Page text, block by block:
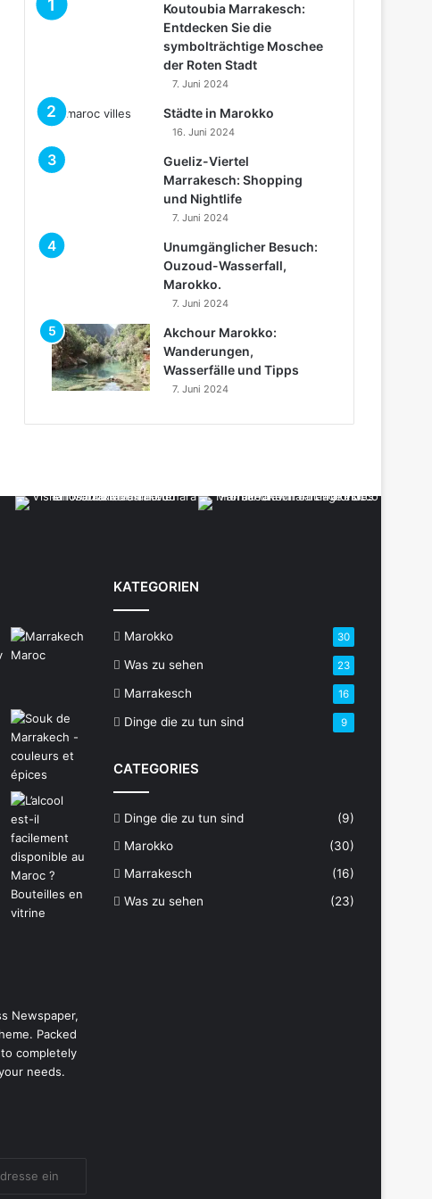
Koutoubia Marrakesch:
Entdecken Sie die
symbolträchtige Moschee
der Roten Stadt
7. Juni 2024
Städte in Marokko
16. Juni 2024
Gueliz-Viertel
Marrakesch: Shopping
und Nightlife
7. Juni 2024
Unumgänglicher Besuch:
Ouzoud-Wasserfall,
Marokko.
7. Juni 2024
Akchour Marokko:
Wanderungen,
Wasserfälle und Tipps
7. Juni 2024
Newspaper,
Packed
completely
needs.
KATEGORIEN
Marokko 30
Was zu sehen 23
Marrakesch 16
Dinge die zu tun sind 9
CATEGORIES
Dinge die zu tun sind
(9)
Marokko
(30)
Marrakesch
(16)
Was zu sehen
(23)